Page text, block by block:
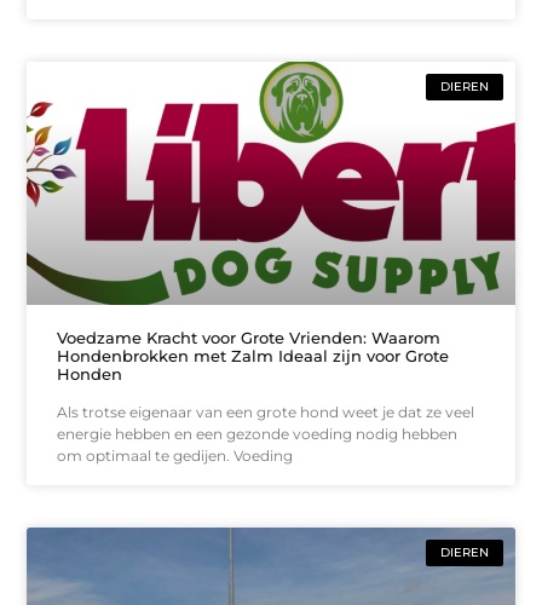
DIEREN
Voedzame Kracht voor Grote Vrienden: Waarom
Hondenbrokken met Zalm Ideaal zijn voor Grote
Honden
Als trotse eigenaar van een grote hond weet je dat ze veel
energie hebben en een gezonde voeding nodig hebben
om optimaal te gedijen. Voeding
DIEREN